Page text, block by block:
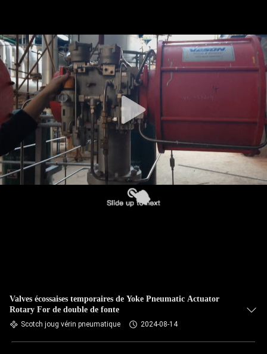
Valves écossaises temporaires de Yoke Pneumatic Actuator
Rotary For de double de fonte
Scotch joug vérin pneumatique 2024-08-14